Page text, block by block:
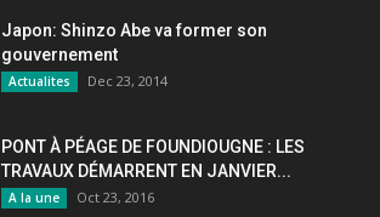
Japon: Shinzo Abe va former son
gouvernement
Actualites Dec 23, 2014
PONT À PÉAGE DE FOUNDIOUGNE : LES
TRAVAUX DÉMARRENT EN JANVIER...
A la une Oct 23, 2016